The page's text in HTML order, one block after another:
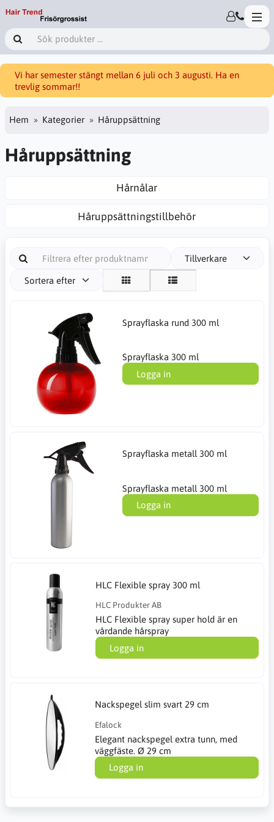
Vi har semester stängt mellan 6 juli och 3 augusti. Ha en
trevlig sommar!!
Hem Kategorier Håruppsättning
Håruppsättning
Hårnålar
Håruppsättningstillbehör
Tillverkare
Sortera efter
Sprayflaska rund 300 ml
Sprayflaska 300 ml
Logga in
Sprayflaska metall 300 ml
Sprayflaska metall 300 ml
Logga in
HLC Flexible spray 300 ml
HLC Produkter AB
HLC Flexible spray super hold är en
vårdande hårspray
Logga in
Nackspegel slim svart 29 cm
Efalock
Elegant nackspegel extra tunn, med
väggfäste. Ø 29 cm
Logga in